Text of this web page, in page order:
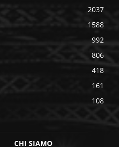
2037
1588
992
806
418
161
108
CHI SIAMO